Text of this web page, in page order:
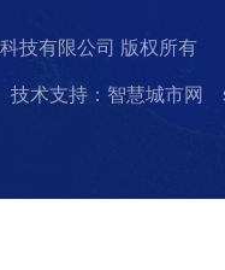
技有限公司 版权所有
技术支持：智慧城市网